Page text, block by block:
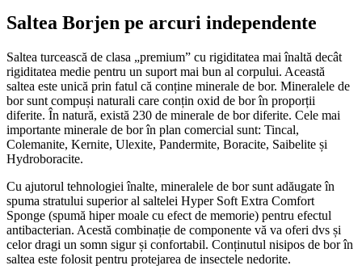
Saltea Borjen pe arcuri independente
Saltea turcească de clasa „premium” cu rigiditatea mai înaltă decât
rigiditatea medie pentru un suport mai bun al corpului. Această
saltea este unică prin fatul că conține minerale de bor. Mineralele de
bor sunt compuși naturali care conțin oxid de bor în proporții
diferite. În natură, există 230 de minerale de bor diferite. Cele mai
importante minerale de bor în plan comercial sunt: Tincal,
Colemanite, Kernite, Ulexite, Pandermite, Boracite, Saibelite și
Hydroboracite.
Cu ajutorul tehnologiei înalte, mineralele de bor sunt adăugate în
spuma stratului superior al saltelei Hyper Soft Extra Comfort
Sponge (spumă hiper moale cu efect de memorie) pentru efectul
antibacterian. Acestă combinație de componente vă va oferi dvs și
celor dragi un somn sigur și confortabil. Conținutul nisipos de bor în
saltea este folosit pentru protejarea de insectele nedorite.